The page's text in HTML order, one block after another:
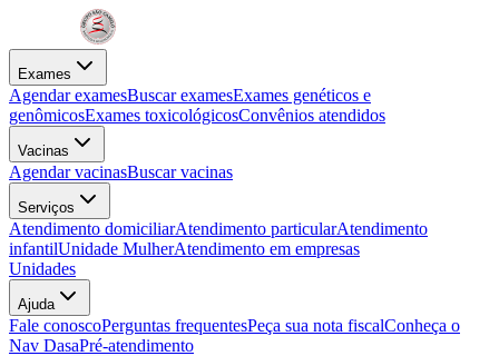
Exames
Agendar examesBuscar examesExames genéticos e
genômicosExames toxicológicosConvênios atendidos
Vacinas
Agendar vacinasBuscar vacinas
Serviços
Atendimento domiciliarAtendimento particularAtendimento
infantilUnidade MulherAtendimento em empresas
Unidades
Ajuda
Fale conoscoPerguntas frequentesPeça sua nota fiscalConheça o
Nav DasaPré-atendimento